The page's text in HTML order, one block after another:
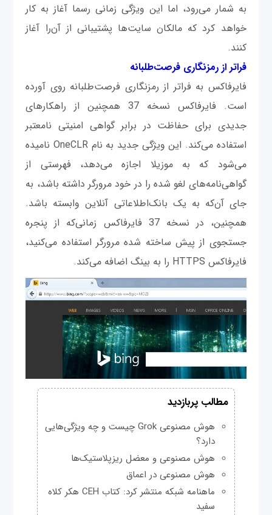
به شمار می‌رود، اما این ویژگی زمانی رسما آغاز به کار
خواهد کرد که مالکان سایت‌ها پشتیبانی از آن‌را آغاز
کنند.
فراتر از رمزنگاری فرصتطلبانه
فایرفاکس به فراتر از رمزنگاری فرصت‌طلبانه روی آورده
است. فایرفاکس نسخه 37 همچنین از راهکارهای
جدیدی برای حفاظت در برابر گواهی امنیتی نامعتبر
استفاده می‌کند. این ویژگی جدید به نام OneCLR نامیده
می‌شود که به موزیلا اجازه می‌دهد، فهرستی از
گواهی‌نامه‌های لغو شده را در خود مرورگر داشته باشد، به
جای آن‌که به یک بانک‌اطلاعاتی آنلاین وابسته باشد.
همچنین، در نسخه 37 فایرفاکس زمانی‌که از پنجره
جستجوی از پیش ساخته شده مرورگر استفاده می‌کنید،
فایرفاکس HTTPS را به بینگ اضافه می‌کند.
مطالب پربازدید
هوش مصنوعی Grok چیست و چه ویژگی‌هایی
دارد؟
هوش مصنوعی و معضل ریزپلاستیک‌ها
هوش مصنوعی در اعماق
ماهنامه شبکه منتشر کرد: کتاب CEH هکر کلاه
سفید